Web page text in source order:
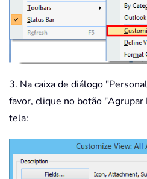
3. Na caixa de diálogo
favor, clique no botão "Agrupar
tela: